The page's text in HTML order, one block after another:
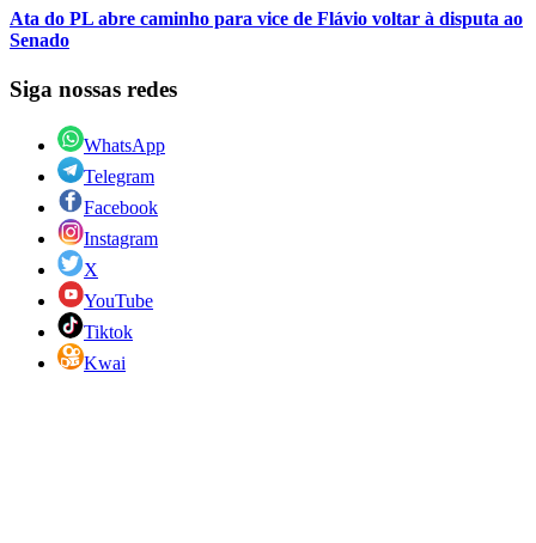
Ata do PL abre caminho para vice de Flávio voltar à disputa ao
Senado
Siga nossas redes
WhatsApp
Telegram
Facebook
Instagram
X
YouTube
Tiktok
Kwai